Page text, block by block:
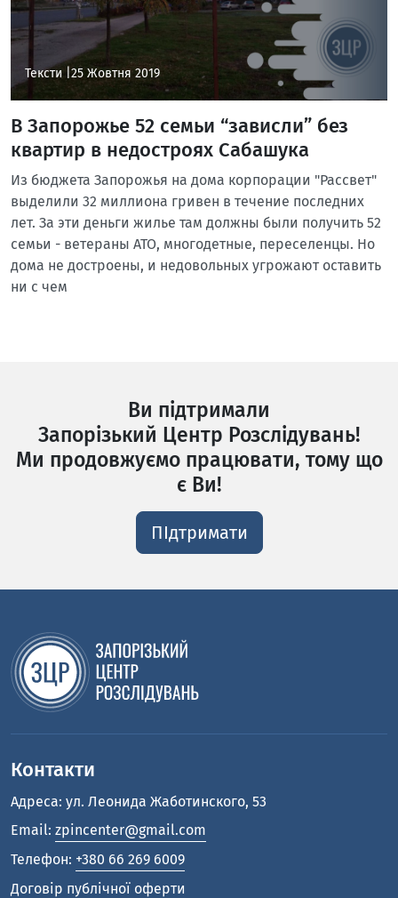
Тексти | 25 Жовтня 2019
В Запорожье 52 семьи “зависли” без
квартир в недостроях Сабашука
Из бюджета Запорожья на дома корпорации "Рассвет"
выделили 32 миллиона гривен в течение последних
лет. За эти деньги жилье там должны были получить 52
семьи - ветераны АТО, многодетные, переселенцы. Но
дома не достроены, и недовольных угрожают оставить
ни с чем
Ви підтримали
Запорізький Центр Розслідувань!
Ми продовжуємо працювати, тому що
є Ви!
ПІдтримати
Контакти
Адреса: ул. Леонида Жаботинского, 53
Email: zpincenter@gmail.com
Телефон: +380 66 269 6009
Договір публічної оферти